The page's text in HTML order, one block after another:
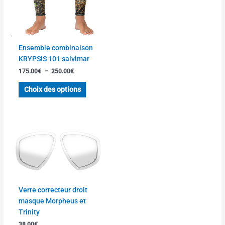
Ensemble combinaison
KRYPSIS 101 salvimar
175.00€ – 250.00€
Choix des options
Verre correcteur droit
masque Morpheus et
Trinity
produit
a
plusieurs
Les
options